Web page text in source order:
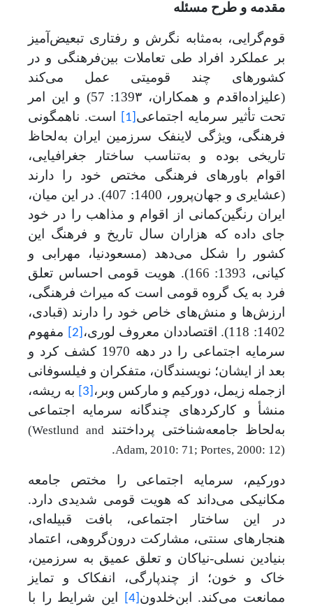
مقدمه و طرح مسئله
قوم‌گرایی، به‌مثابه نگرش و رفتاری تبعیض‌آمیز
بر عملکرد افراد طی تعاملات بین‌فرهنگی و در
کشورهای چند قومیتی عمل می‌کند
(علیزاده‌اقدم و همکاران، 139۳: 57) و این امر
تحت تأثیر سرمایه اجتماعی [1]
است. ناهمگونی
فرهنگی، ویژگی لاینفک سرزمین ایران بهلحاظ
تاریخی بوده و به‌تناسب ساختار جغرافیایی،
اقوام باورهای فرهنگی مختص خود را دارند
(عشایری و جهان
پرور، 1400: 407). در این میان،
ایران رنگین‌کمانی از اقوام و مذاهب را در خود
جای ‌داده که هزاران سال تاریخ و فرهنگ این
کشور را شکل می‌دهد (مسعودنیا، مهرابی و
کیانی، 1393: 166). هویت قومی احساس تعلق
فرد به یک گروه قومی است که میراث فرهنگی،
ارزش‌ها و منش‌های خاص خود را دارند (قبادی،
1402: 118). اقتصاددان معروف لوری،
[2]
مفهوم
سرمایه اجتماعی را در دهه 1970 کشف کرد و
بعد از ایشان؛ نویسندگان، متفکران و فیلسوفانی
ازجمله زیمل، دورکیم و مارکس وبر، [3]
به ریشه،
منشأ و کارکردهای چندگانه سرمایه اجتماعی
بهلحاظ جامعه‌شناختی پرداختند(Westlund and
Adam, 2010: 71; Portes, 2000: 12)
.
دورکیم، سرمایه اجتماعی را مختص جامعه
مکانیکی می‌داند که هویت قومی شدیدی دارد.
در این ساختار اجتماعی، بافت قبیله‌ای،
هنجارهای سنتی، مشارکت درون‌گروهی، اعتماد
بنیادین نسلی-نیاکان و تعلق عمیق به سرزمین،
خاک و خون؛ از چندپارگی، انفکاک و تمایز
ممانعت می‌کند. ابنخلدون [4] این شرایط را با